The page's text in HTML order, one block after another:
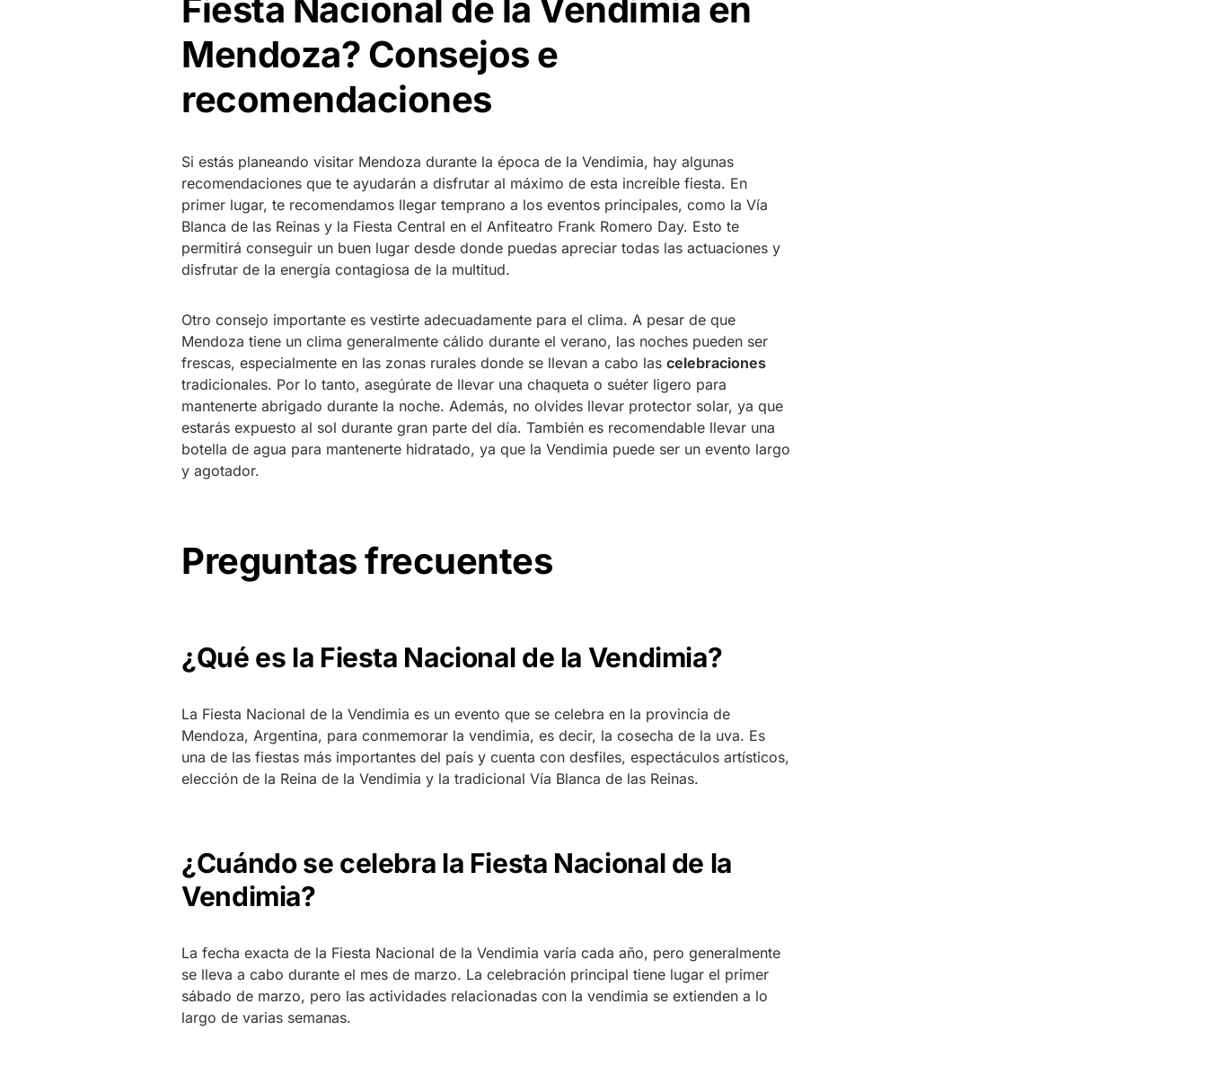
Fiesta Nacional de la Vendimia en
Mendoza? Consejos e
recomendaciones
Si estás planeando visitar Mendoza durante la época de la Vendimia, hay algunas
recomendaciones que te ayudarán a disfrutar al máximo de esta increíble fiesta. En
primer lugar, te recomendamos llegar temprano a los eventos principales, como la Vía
Blanca de las Reinas y la Fiesta Central en el Anfiteatro Frank Romero Day. Esto te
permitirá conseguir un buen lugar desde donde puedas apreciar todas las actuaciones y
disfrutar de la energía contagiosa de la multitud.
Otro consejo importante es vestirte adecuadamente para el clima. A pesar de que
Mendoza tiene un clima generalmente cálido durante el verano, las noches pueden ser
frescas, especialmente en las zonas rurales donde se llevan a cabo las celebraciones
tradicionales. Por lo tanto, asegúrate de llevar una chaqueta o suéter ligero para
mantenerte abrigado durante la noche. Además, no olvides llevar protector solar, ya que
estarás expuesto al sol durante gran parte del día. También es recomendable llevar una
botella de agua para mantenerte hidratado, ya que la Vendimia puede ser un evento largo
y agotador.
Preguntas frecuentes
¿Qué es la Fiesta Nacional de la Vendimia?
La Fiesta Nacional de la Vendimia es un evento que se celebra en la provincia de
Mendoza, Argentina, para conmemorar la vendimia, es decir, la cosecha de la uva. Es
una de las fiestas más importantes del país y cuenta con desfiles, espectáculos artísticos,
elección de la Reina de la Vendimia y la tradicional Vía Blanca de las Reinas.
¿Cuándo se celebra la Fiesta Nacional de la
Vendimia?
La fecha exacta de la Fiesta Nacional de la Vendimia varía cada año, pero generalmente
se lleva a cabo durante el mes de marzo. La celebración principal tiene lugar el primer
sábado de marzo, pero las actividades relacionadas con la vendimia se extienden a lo
largo de varias semanas.